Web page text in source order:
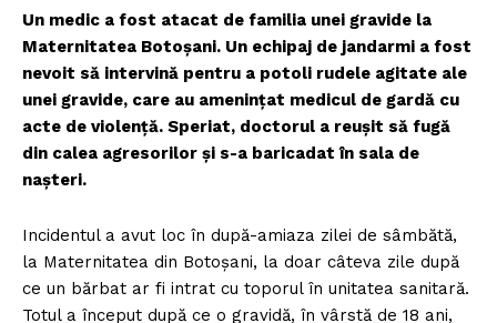
Un medic a fost atacat de familia unei gravide la
Maternitatea Botoșani. Un echipaj de jandarmi a fost
nevoit să intervină pentru a potoli rudele agitate ale
unei gravide, care au ameninţat medicul de gardă cu
acte de violenţă. Speriat, doctorul a reuşit să fugă
din calea agresorilor şi s-a baricadat în sala de
naşteri.
Incidentul a avut loc în după-amiaza zilei de sâmbătă,
la Maternitatea din Botoșani, la doar câteva zile după
ce un bărbat ar fi intrat cu toporul în unitatea sanitară.
Totul a început după ce o gravidă, în vârstă de 18 ani,